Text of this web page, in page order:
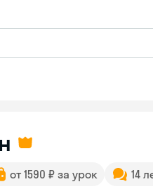
от 1590 ₽ за урок 14